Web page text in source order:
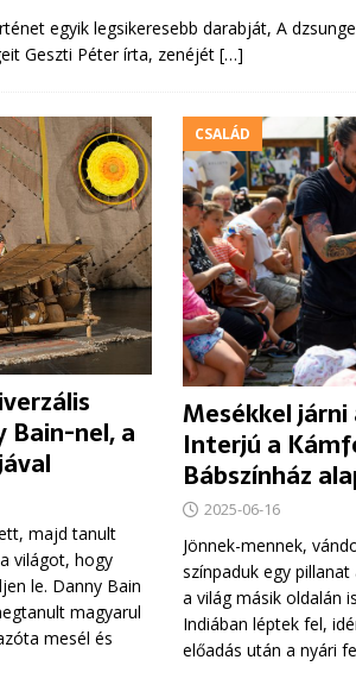
egyik legsikeresebb darabját, A
Geszti Péter írta, zenéjét […]
Bain-nel, a
majd tanult
világot, hogy
le. Danny Bain
magyarul
mesél és
CSALÁD
Mesékkel
Interjú a
Bábszínház
2025-06-16
Jönnek-mennek,
színpaduk egy
a világ másik oldalán
Indiában léptek fel,
előadás után a nyári